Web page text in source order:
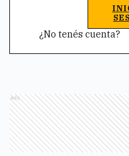
¿No tenés cuenta?
Ads